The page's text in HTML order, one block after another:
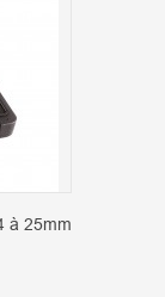
à 25mm